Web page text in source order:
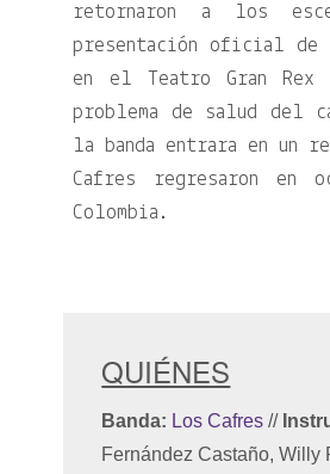
retornaron a los
presentación oficial de
en el Teatro Gran Rex
problema de salud del
la banda entrara en un
Cafres regresaron en
Colombia.
QUIÉNES
Banda: Los Cafres //
Fernández Castaño, Willy